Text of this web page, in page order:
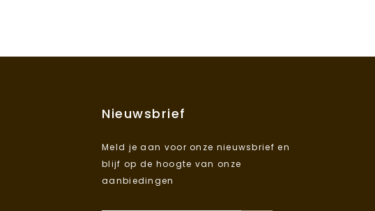
Nieuwsbrief
Meld je aan voor onze nieuwsbrief en
blijf op de hoogte van onze
aanbiedingen